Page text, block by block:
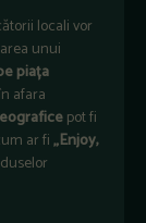
locali vor
unui
piața
afara
pot fi
ar fi„Enjoy,